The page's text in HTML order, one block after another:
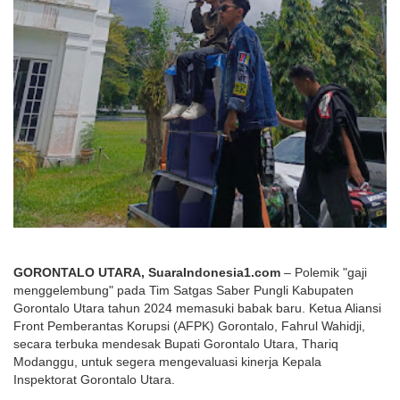
GORONTALO UTARA, SuaraIndonesia1.com – Polemik "gaji
menggelembung" pada Tim Satgas Saber Pungli Kabupaten
Gorontalo Utara tahun 2024 memasuki babak baru. Ketua Aliansi
Front Pemberantas Korupsi (AFPK) Gorontalo, Fahrul Wahidji,
secara terbuka mendesak Bupati Gorontalo Utara, Thariq
Modanggu, untuk segera mengevaluasi kinerja Kepala
Inspektorat Gorontalo Utara.